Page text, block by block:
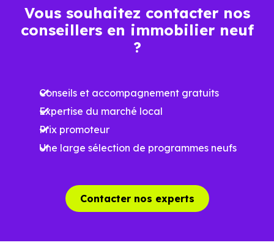
…
Performances
réduit
Vous souhaitez contacter nos
conseillers en immobilier neuf
?
Conseils et accompagnement gratuits
Expertise du marché local
Prix promoteur
Une large sélection de programmes neufs
Contacter nos experts